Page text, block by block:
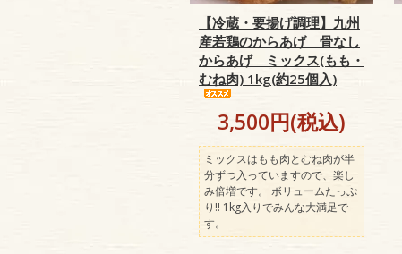
【冷蔵・要揚げ調理】九州
産若鶏のからあげ 骨なし
からあげ ミックス(もも・
むね肉) 1kg(約25個入)
3,500円(税込)
ミックスはもも肉とむね肉が半
分ずつ入っていますので、楽し
み倍増です。 ボリュームたっぷ
り!! 1kg入りでみんな大満足で
す。